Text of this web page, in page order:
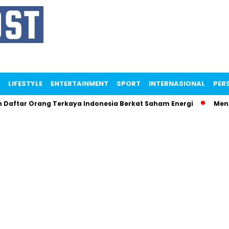
LIFESTYLE ENTERTAINMENT SPORT INTERNASIONAL
Terkaya Indonesia Berkat Saham Energi Menteri